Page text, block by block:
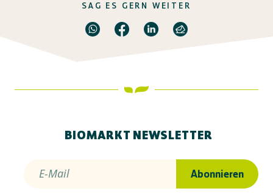
SAG ES GERN WEITER
BIOMARKT NEWSLETTER
E-Mail Abonnieren